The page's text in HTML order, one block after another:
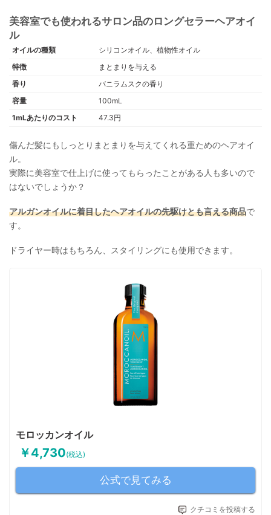
美容室でも使われるサロン品のロングセラーヘアオイ
ル
オイルの種類
シリコンオイル、植物性オイル
特徴
まとまりを与える
香り
バニラムスクの香り
容量
100mL
1mLあたりのコスト
47.3円
傷んだ髪にもしっとりまとまりを与えてくれる重ためのヘアオイ
ル。
実際に美容室で仕上げに使ってもらったことがある人も多いので
はないでしょうか？
アルガンオイルに着目したヘアオイルの先駆けとも言える商品で
す。
ドライヤー時はもちろん、スタイリングにも使用できます。
モロッカンオイル
￥4,730(税込)
公式で見てみる
クチコミを投稿する